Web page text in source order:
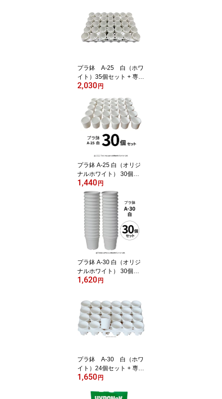
グ 園芸 家庭菜園 庭 土壌
改良 土壌改良剤 土壌改
良材
プラ鉢 A-25 白（ホワ
イト）35個セット + 専用
トレーPMT-35 白（ホワ
ト 多肉植物 鉢 エケベリ
2,030 円
プラ鉢 A-25 白（オリジ
ナルホワイト） 30個セ
ット プラスチック鉢 プ
ラスチック植木鉢 プラン
ター 多肉 植物 多肉植物
エケベリア 鉢 植木鉢 プ
ラスチック ガーデニング
ガーデニング用品 ガーデ
ニング植木鉢 まとめ買い
園芸用品鉢
1,440 円
プラ鉢 A-30 白（オリジ
ナルホワイト） 30個セ
ット プラスチック鉢 プ
ベリア ホワイト プラン
ター ガーデニング ガー
デニング用品 ガーデニン
グ鉢植え ガーデニング植
1,620 円
プラ鉢 A-30 白（ホワ
イト）24個セット + 専用
トレーPMT-24 白（ホワ
ト 多肉植物 鉢 エケベリ
1,650 円